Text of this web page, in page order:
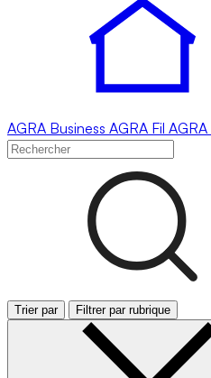
AGRA Business AGRA Fil AGRA
Trier par Filtrer par rubrique